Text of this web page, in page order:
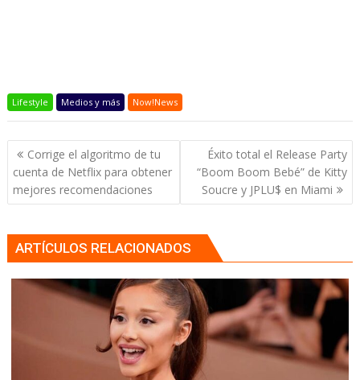
Lifestyle Medios y más Now!News
Navegación
de
entradas
Corrige el algoritmo de tu
cuenta de Netflix para obtener
mejores recomendaciones
Éxito total el Release Party
“Boom Boom Bebé” de Kitty
Soucre y JPLU$ en Miami
ARTÍCULOS RELACIONADOS